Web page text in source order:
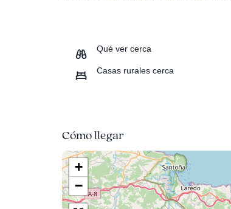
Qué ver cerca
Casas rurales cerca
Cómo llegar
+
−